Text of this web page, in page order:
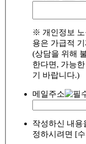
※ 개인정보 노
용은 가급적
(상담을 위해
한다면, 가능
기 바랍니다.)
메일주소
작성하신 내용
정하시려면 [